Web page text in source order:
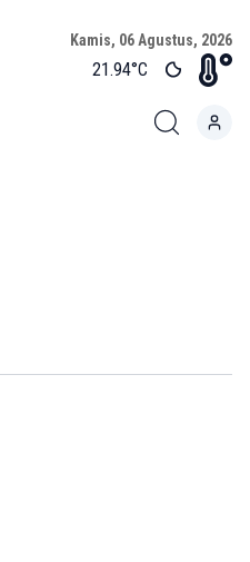
Kamis, 06 Agustus, 2026
21.94°C